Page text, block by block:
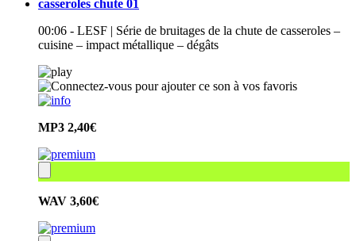
casseroles chute 01
00:06 - LESF | Série de bruitages de la chute de casseroles –
cuisine – impact métallique – dégâts
MP3 2,40€
WAV 3,60€